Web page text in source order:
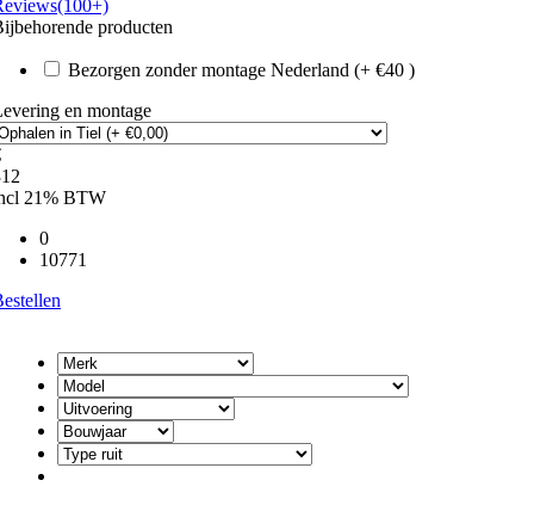
producten
Bezorgen zonder montage Nederland (+ €40 )
en montage
21% BTW
0
10771